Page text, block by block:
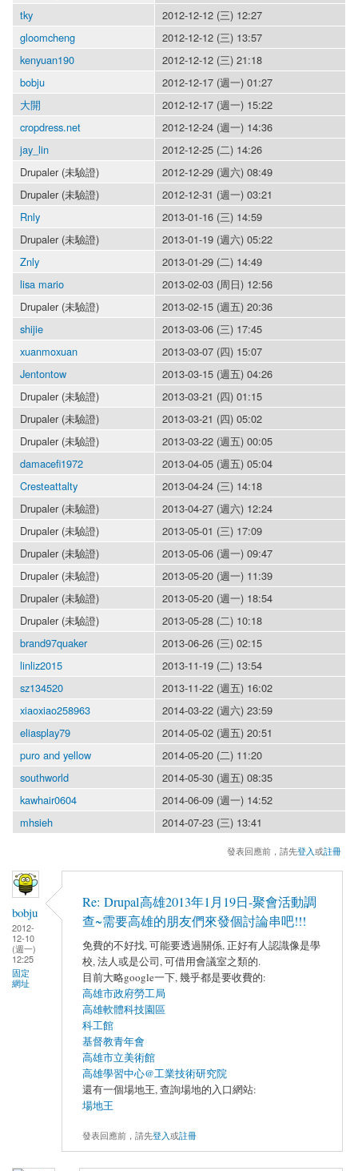
tky
2012-12-12 (三) 12:27
gloomcheng
2012-12-12 (三) 13:57
kenyuan190
2012-12-12 (三) 21:18
bobju
2012-12-17 (週一) 01:27
大開
2012-12-17 (週一) 15:22
cropdress.net
2012-12-24 (週一) 14:36
jay_lin
2012-12-25 (二) 14:26
Drupaler (未驗證)
2012-12-29 (週六) 08:49
Drupaler (未驗證)
2012-12-31 (週一) 03:21
Rnly
2013-01-16 (三) 14:59
Drupaler (未驗證)
2013-01-19 (週六) 05:22
Znly
2013-01-29 (二) 14:49
lisa mario
2013-02-03 (周日) 12:56
Drupaler (未驗證)
2013-02-15 (週五) 20:36
shijie
2013-03-06 (三) 17:45
xuanmoxuan
2013-03-07 (四) 15:07
Jentontow
2013-03-15 (週五) 04:26
Drupaler (未驗證)
2013-03-21 (四) 01:15
Drupaler (未驗證)
2013-03-21 (四) 05:02
Drupaler (未驗證)
2013-03-22 (週五) 00:05
damacefi1972
2013-04-05 (週五) 05:04
Cresteattalty
2013-04-24 (三) 14:18
Drupaler (未驗證)
2013-04-27 (週六) 12:24
Drupaler (未驗證)
2013-05-01 (三) 17:09
Drupaler (未驗證)
2013-05-06 (週一) 09:47
Drupaler (未驗證)
2013-05-20 (週一) 11:39
Drupaler (未驗證)
2013-05-20 (週一) 18:54
Drupaler (未驗證)
2013-05-28 (二) 10:18
brand97quaker
2013-06-26 (三) 02:15
linliz2015
2013-11-19 (二) 13:54
sz134520
2013-11-22 (週五) 16:02
xiaoxiao258963
2014-03-22 (週六) 23:59
eliasplay79
2014-05-02 (週五) 20:51
puro and yellow
2014-05-20 (二) 11:20
southworld
2014-05-30 (週五) 08:35
kawhair0604
2014-06-09 (週一) 14:52
mhsieh
2014-07-23 (三) 13:41
發表回應前，請先登入或註冊
bobju
2012-
12-10
(週一)
12:25
固定
網址
Re: Drupal高雄2013年1月19日-聚會活動調
查~需要高雄的朋友們來發個討論串吧!!!
免費的不好找, 可能要透過關係, 正好有人認識像是學
校, 法人或是公司, 可借用會議室之類的.
目前大略google一下, 幾乎都是要收費的:
高雄市政府勞工局
高雄軟體科技園區
科工館
基督教青年會
高雄市立美術館
高雄學習中心@工業技術研究院
還有一個場地王, 查詢場地的入口網站:
場地王
發表回應前，請先登入或註冊